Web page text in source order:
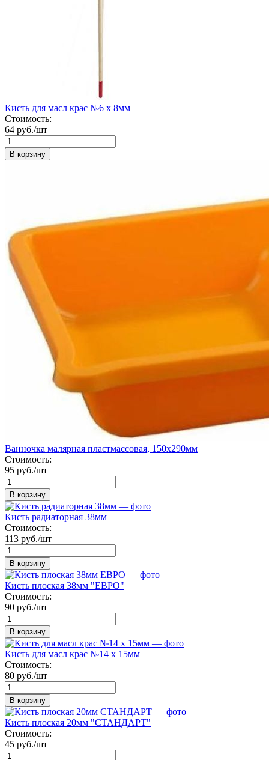
Кисть для масл крас №6 x 8мм
Стоимость:
64 руб./шт
В корзину
Ванночка малярная пластмассовая, 150х290мм
Стоимость:
95 руб./шт
В корзину
Кисть радиаторная 38мм
Стоимость:
113 руб./шт
В корзину
Кисть плоская 38мм "ЕВРО"
Стоимость:
90 руб./шт
В корзину
Кисть для масл крас №14 x 15мм
Стоимость:
80 руб./шт
В корзину
Кисть плоская 20мм "СТАНДАРТ"
Стоимость:
45 руб./шт